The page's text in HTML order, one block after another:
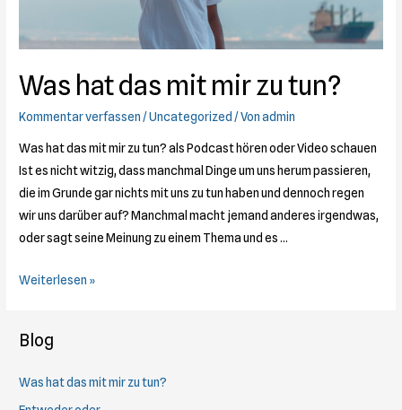
Was hat das mit mir zu tun?
Kommentar verfassen/Uncategorized/ Vonadmin
Was hat das mit mir zu tun? als Podcast hören oder Video schauen
Ist es nicht witzig, dass manchmal Dinge um uns herum passieren,
die im Grunde gar nichts mit uns zu tun haben und dennoch regen
wir uns darüber auf? Manchmal macht jemand anderes irgendwas,
oder sagt seine Meinung zu einem Thema und es …
Was
mit
zu
Weiterlesen »
Blog
Was hat das mit mir zu tun?